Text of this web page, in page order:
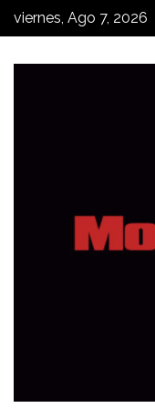
Skipviernes, Ago 7, 2026